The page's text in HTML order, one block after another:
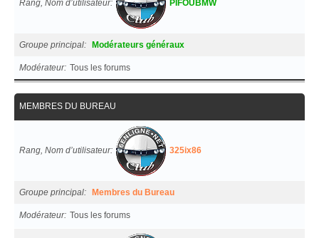
Rang, Nom d’utilisateur PIFOUBMW
Groupe principal Modérateurs généraux
Modérateur Tous les forums
MEMBRES DU BUREAU
Rang, Nom d’utilisateur 325ix86
Groupe principal Membres du Bureau
Modérateur Tous les forums